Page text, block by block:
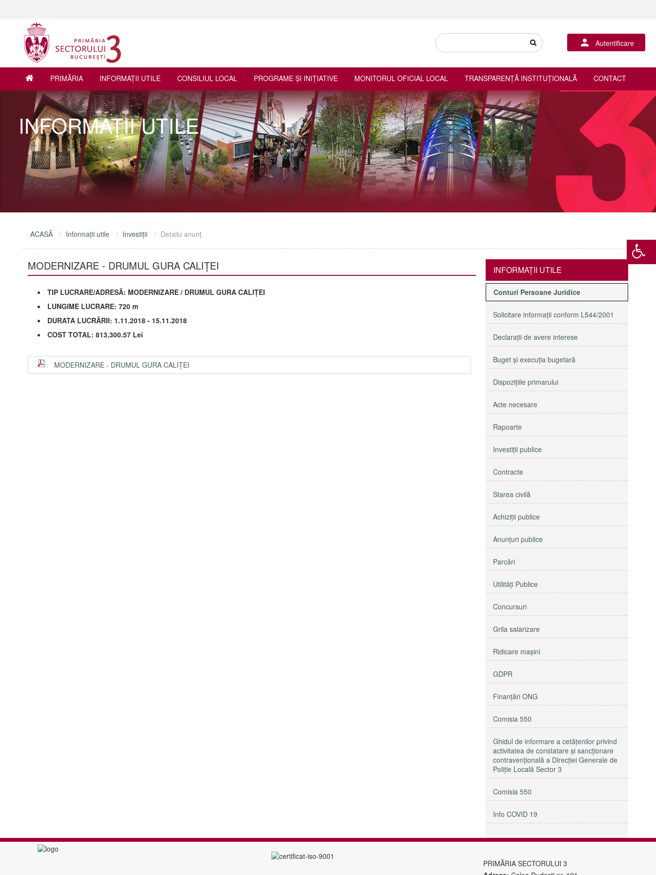
Autentificare
PRIMĂRIA INFORMAŢII UTILE CONSILIUL LOCAL PROGRAME ŞI INIŢIATIVE MONITORUL OFICIAL LOCAL TRANSPARENȚĂ INSTITUȚIONALĂ CONTACT
INFORMAŢII UTILE
ACASĂ Informaţii utile Investiţii Detaliu anunţ
MODERNIZARE - DRUMUL GURA CALIȚEI
TIP LUCRARE/ADRESĂ: MODERNIZARE / DRUMUL GURA CALIȚEI
LUNGIME LUCRARE: 720 m
DURATA LUCRĂRII: 1.11.2018 - 15.11.2018
COST TOTAL: 813,300.57 Lei
MODERNIZARE - DRUMUL GURA CALIȚEI
INFORMAŢII UTILE
Conturi Persoane Juridice
Solicitare informaţii conform L544/2001
Declaraţii de avere interese
Buget şi execuţia bugetară
Dispoziţiile primarului
Acte necesare
Rapoarte
Investiţii publice
Contracte
Starea civilă
Achiziţii publice
Anunţuri publice
Parcări
Utilităţi Publice
Concursuri
Grila salarizare
Ridicare maşini
GDPR
Finanțări ONG
Comisia 550
Ghidul de informare a cetățenilor privind
activitatea de constatare și sancționare
contravențională a Direcției Generale de
Poliție Locală Sector 3
Comisia 550
Info COVID 19
PRIMĂRIA SECTORULUI 3